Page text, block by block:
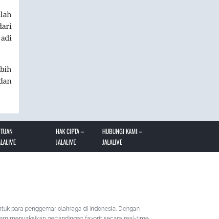
HAK CIPTA –
JALALIVE
HUBUNGI KAMI –
JALALIVE
para penggemar olahraga di Indonesia. Dengan